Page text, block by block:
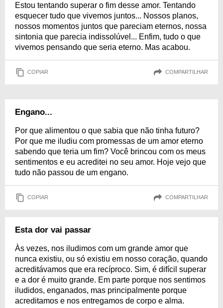
Estou tentando superar o fim desse amor. Tentando
esquecer tudo que vivemos juntos... Nossos planos,
nossos momentos juntos que pareciam eternos, nossa
sintonia que parecia indissolúvel... Enfim, tudo o que
vivemos pensando que seria eterno. Mas acabou.
COPIAR COMPARTILHAR
Engano...
Por que alimentou o que sabia que não tinha futuro?
Por que me iludiu com promessas de um amor eterno
sabendo que teria um fim? Você brincou com os meus
sentimentos e eu acreditei no seu amor. Hoje vejo que
tudo não passou de um engano.
COPIAR COMPARTILHAR
Esta dor vai passar
Às vezes, nos iludimos com um grande amor que
nunca existiu, ou só existiu em nosso coração, quando
acreditávamos que era recíproco. Sim, é difícil superar
e a dor é muito grande. Em parte porque nos sentimos
iludidos, enganados, mas principalmente porque
acreditamos e nos entregamos de corpo e alma.